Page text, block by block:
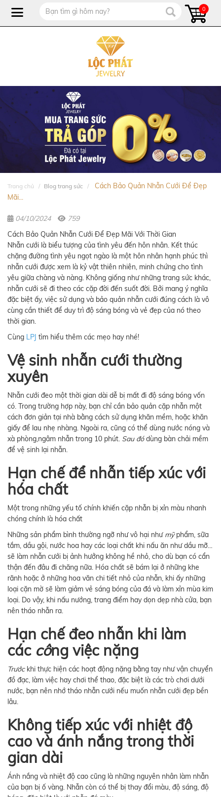
0
Trang chủ Blog trang sức
Cách Bảo Quản Nhẫn Cưới Để Đẹp
Mãi...
04/10/2024
759
Cách Bảo Quản Nhẫn Cưới Để Đẹp Mãi Với Thời Gian
Nhẫn cưới là biểu tượng của tình yêu đến hôn nhân. Kết thúc
chặng đường tình yêu ngọt ngào là một hôn nhân hạnh phúc thì
nhẫn cưới được xem là kỷ vật thiên nhiên, minh chứng cho tình
yêu giữa chàng và nàng. Không giống như những trang sức khác,
nhẫn cưới sẽ đi theo các cặp đời đến suốt đời. Bởi mang ý nghĩa
đặc biệt ấy, việc sử dụng và bảo quản nhẫn cưới đúng cách là vô
cùng cần thiết để duy trì độ sáng bóng và vẻ đẹp của nó theo
thời gian.
Cùng LPJ tìm hiểu thêm các mẹo hay nhé!
Vệ sinh nhẫn cưới thường
xuyên
Nhẫn cưới đeo một thời gian dài dễ bị mất đi độ sáng bóng vốn
có. Trong trường hợp này, bạn chỉ cần bảo quản cặp nhẫn một
cách đơn giản tại nhà bằng cách sử dụng khăn mềm, hoặc khăn
giấy để lau nhẹ nhàng. Ngoài ra, cũng có thể dùng nước nóng và
xà phòng,ngâm nhẫn trong 10 phút. Sau đódùng bàn chải mềm
để vệ sinh lại nhẫn.
Hạn chế để nhẫn tiếp xúc với
hóa chất
Một trong những yếu tố chính khiến cặp nhẫn bị xỉn màu nhanh
chóng chính là hóa chất
Những sản phẩm bình thường ngỡ như vô hại nhưmỹphẩm, sữa
tắm, dầu gội, nước hoa hay các loại chất khi nấu ăn như dầu mỡ…
sẽ làm nhẫn cưới bị ảnh hưởng không hề nhỏ, cho dù bạn có cẩn
thận đến đâu đi chăng nữa. Hóa chất sẽ bám lại ở những khe
rãnh hoặc ở những hoa văn chi tiết nhỏ của nhẫn, khi ấy những
loại cặn mờ sẽ làm giảm vẻ sáng bóng của đá và làm xỉn mùa kim
loại. Do vậy, khi nấu nướng, trang điểm hay dọn dẹp nhà cửa, bạn
nên tháo nhẫn ra.
Hạn chế đeo nhẫn khi làm
các công việc nặng
Trước khi thực hiện các hoạt động nặng bằng tay như vận chuyển
đồ đạc, làm việc hay chơi thể thao, đặc biệt là các trò chơi dưới
nước, bạn nên nhớ tháo nhẫn cưới nếu muốn nhẫn cưới đẹp bền
lâu.
Không tiếp xúc với nhiệt độ
cao và ánh nắng trong thời
gian dài
Ánh nắng và nhiệt độ cao cũng là những nguyên nhân làm nhẫn
của bạn bị ố vàng. Nhẫn còn có thể bị thay đổi màu, độ sáng, độ